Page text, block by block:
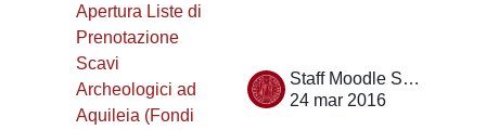
Apertura Liste di
Prenotazione
Scavi
Archeologici ad
Aquileia (Fondi
Staff Moodle Scienze umane
24 mar 2016